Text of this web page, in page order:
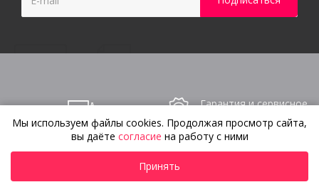
Изготовление
по индивидуальным
параметрам и договору
Гарантия и сервисное
обслуживание
Мы используем файлы cookies. Продолжая просмотр сайта,
вы даёте согласие на работу с ними
Принять